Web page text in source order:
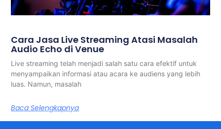
Cara Jasa Live Streaming Atasi Masalah
Audio Echo di Venue
Live streaming telah menjadi salah satu cara efektif untuk
menyampaikan informasi atau acara ke audiens yang lebih
luas. Namun, masalah
Baca Selengkapnya